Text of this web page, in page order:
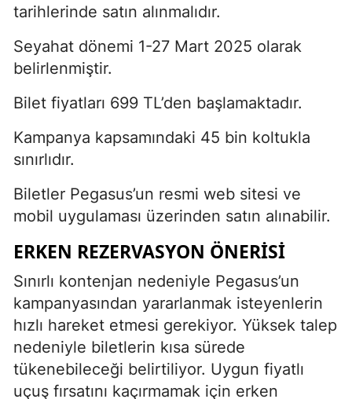
tarihlerinde satın alınmalıdır.
Seyahat dönemi 1-27 Mart 2025 olarak
belirlenmiştir.
Bilet fiyatları 699 TL’den başlamaktadır.
Kampanya kapsamındaki 45 bin koltukla
sınırlıdır.
Biletler Pegasus’un resmi web sitesi ve
mobil uygulaması üzerinden satın alınabilir.
ERKEN REZERVASYON ÖNERISI
Sınırlı kontenjan nedeniyle Pegasus’un
kampanyasından yararlanmak isteyenlerin
hızlı hareket etmesi gerekiyor. Yüksek talep
nedeniyle biletlerin kısa sürede
tükenebileceği belirtiliyor. Uygun fiyatlı
uçuş fırsatını kaçırmamak için erken